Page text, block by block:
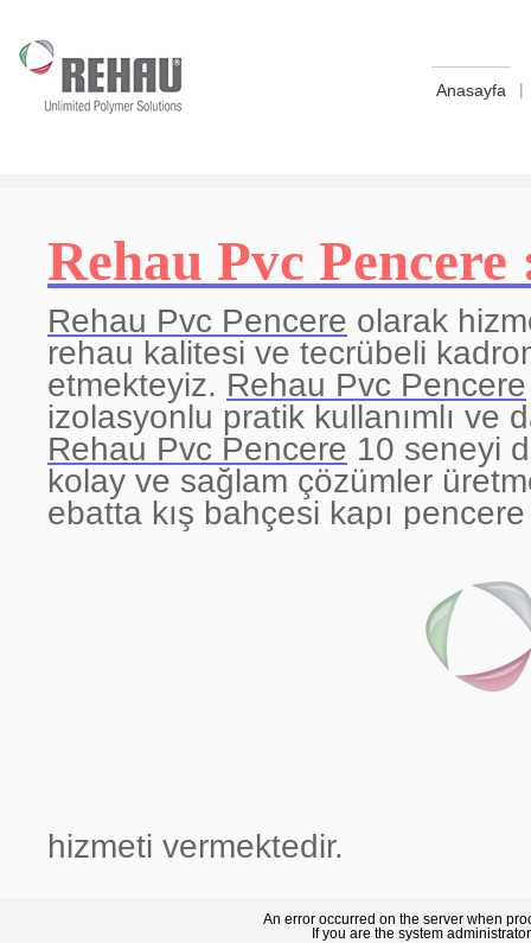
Anasayfa |
Rehau Pvc Pencere
Rehau Pvc Pencere olarak
rehau kalitesi ve tecrübeli
etmekteyiz. Rehau Pvc Pencere
izolasyonlu pratik kullanımlı ve
Rehau Pvc Pencere 10 seneyi
kolay ve sağlam çözümler
ebatta kış bahçesi kapı
hizmeti vermektedir.
An error occurred on the server when
If you are the system